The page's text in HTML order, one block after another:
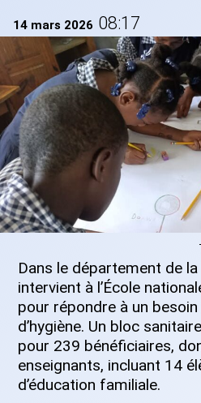
14 mars 2026 08:17
Dans le département de la
intervient à l’École
pour répondre à un
d’hygiène. Un bloc
pour 239 bénéficiaires,
enseignants, incluant 14
d’éducation familiale.